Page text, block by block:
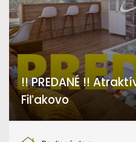
!! PREDANÉ !!
Fiľakovo